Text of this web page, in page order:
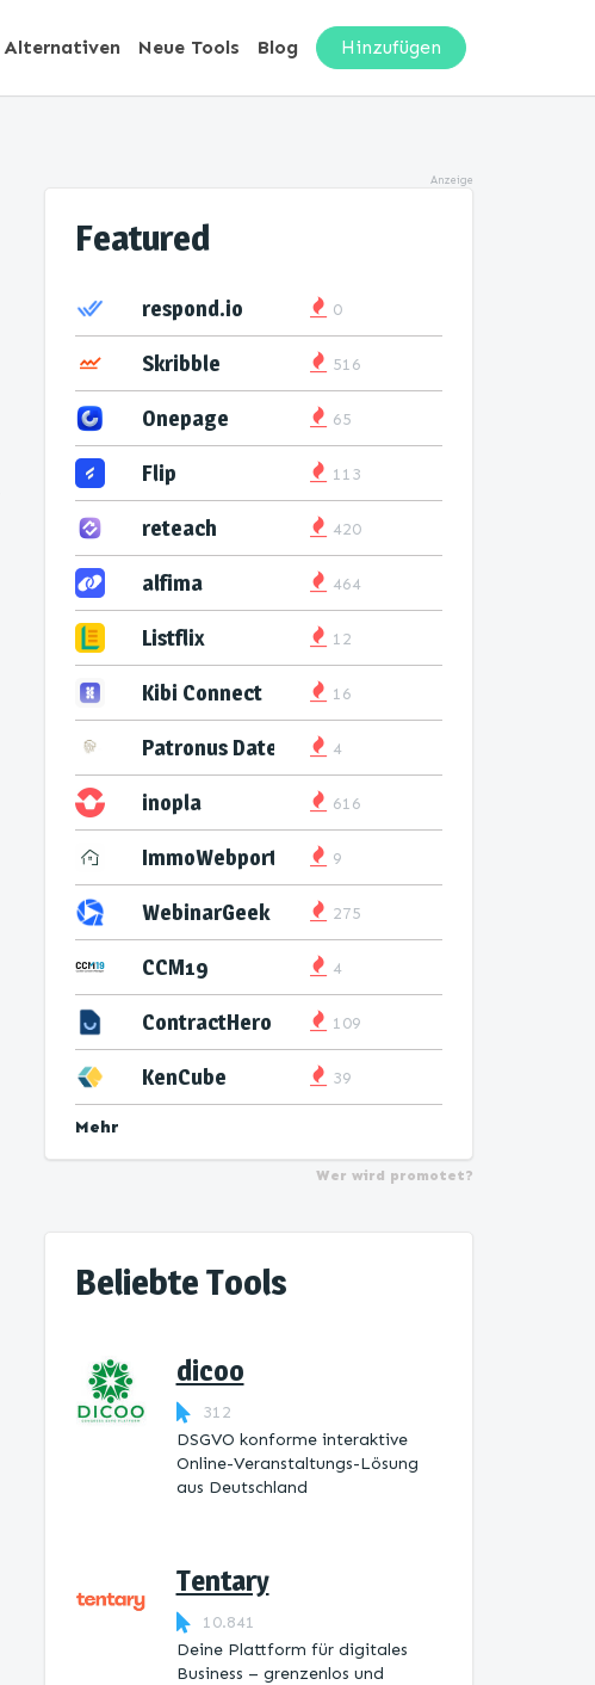
Alternativen Neue Tools Blog Hinzufügen
Anzeige
Featured
respond.io 0
Skribble 516
Onepage 65
Flip 113
reteach 420
alfima 464
Listflix 12
Kibi Connect 16
Patronus Datenservice
4
inopla 616
ImmoWebport 9
WebinarGeek 275
CCM19 4
ContractHero 109
KenCube 39
Mehr
Wer wird promotet?
Beliebte Tools
dicoo
312
DSGVO konforme interaktive
Online-Veranstaltungs-Lösung
aus Deutschland
Tentary
10.841
Deine Plattform für digitales
Business – grenzenlos und